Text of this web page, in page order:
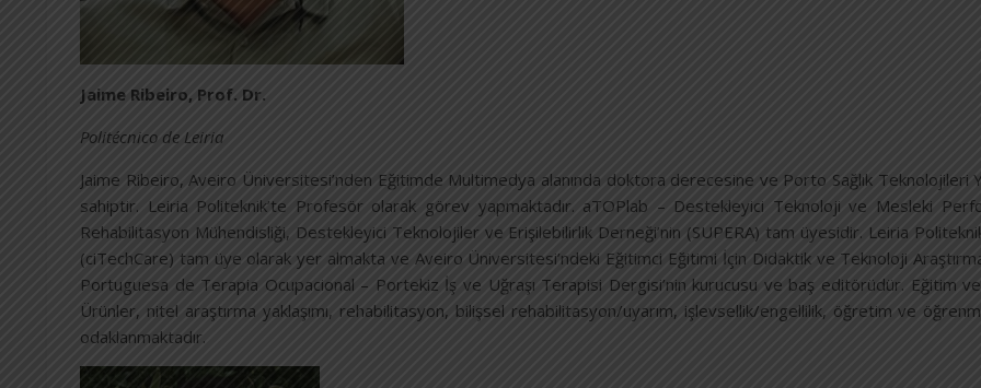
Jaime Ribeiro, Prof. Dr.
Politécnico de Leiria
Jaime Ribeiro, Aveiro Üniversitesi’nden Eğitimde Multimedya alanında doktora derecesine ve Porto Sağlık Teknolojileri
sahiptir. Leiria Politeknik’te Profesör olarak görev yapmaktadır. aTOPlab – Destekleyici Teknoloji ve Mesleki
Rehabilitasyon Mühendisliği, Destekleyici Teknolojiler ve Erişilebilirlik Derneği’nin (SUPERA) tam üyesidir. Leiria
(ciTechCare) tam üye olarak yer almakta ve Aveiro Üniversitesi’ndeki Eğitimci Eğitimi İçin Didaktik ve Teknoloji
Portuguesa de Terapia Ocupacional – Portekiz İş ve Uğraşı Terapisi Dergisi’nin kurucusu ve baş editörüdür. Eğitim
Ürünler, nitel araştırma yaklaşımı, rehabilitasyon, bilişsel rehabilitasyon/uyarım, işlevsellik/engellilik, öğretim ve
odaklanmaktadır.